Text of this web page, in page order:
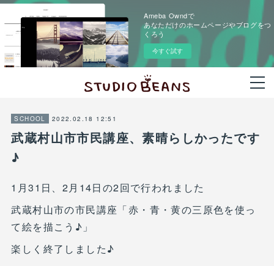
Ameba Owndで
あなただけのホームページやブログをつ
くろう
今すぐ試す
SCHOOL 2022.02.18 12:51
武蔵村山市市民講座、素晴らしかったです
♪
1月31日、2月14日の2回で行われました
武蔵村山市の市民講座「赤・青・黄の三原色を使っ
て絵を描こう♪」
楽しく終了しました♪